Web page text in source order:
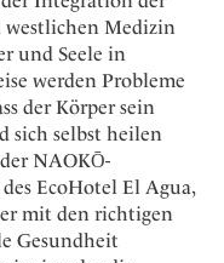
Medizin
und Seele in
werden Probleme
der Körper sein
sich selbst heilen
NAOKŌ-
EcoHotel El Agua,
mit den richtigen
Gesundheit